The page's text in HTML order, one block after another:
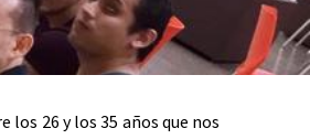
26 y los 35 años que nos